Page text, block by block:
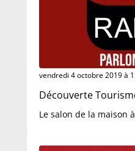
vendredi 4 octobre 2019 à
Découverte
Le salon de la maison